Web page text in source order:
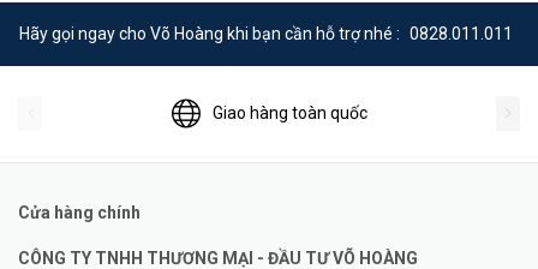
Hãy gọi ngay cho Võ Hoàng khi bạn cần hỗ trợ nhé : 0828.011.011
Giao hàng toàn quốc
Cửa hàng chính
CÔNG TY TNHH THƯƠNG MẠI - ĐẦU TƯ VÕ HOÀNG